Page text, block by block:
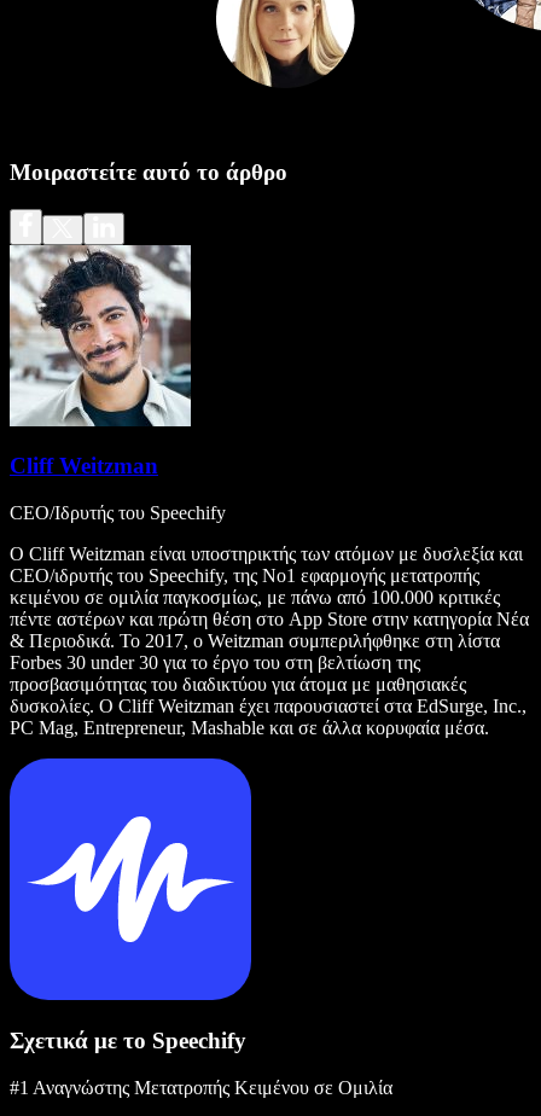
Μοιραστείτε αυτό το άρθρο
Cliff Weitzman
CEO/Ιδρυτής του Speechify
Ο Cliff Weitzman είναι υποστηρικτής των ατόμων με δυσλεξία και
CEO/ιδρυτής του Speechify, της Νο1 εφαρμογής μετατροπής
κειμένου σε ομιλία παγκοσμίως, με πάνω από 100.000 κριτικές
πέντε αστέρων και πρώτη θέση στο App Store στην κατηγορία Νέα
& Περιοδικά. Το 2017, ο Weitzman συμπεριλήφθηκε στη λίστα
Forbes 30 under 30 για το έργο του στη βελτίωση της
προσβασιμότητας του διαδικτύου για άτομα με μαθησιακές
δυσκολίες. Ο Cliff Weitzman έχει παρουσιαστεί στα EdSurge, Inc.,
PC Mag, Entrepreneur, Mashable και σε άλλα κορυφαία μέσα.
Σχετικά με το Speechify
#1 Αναγνώστης Μετατροπής Κειμένου σε Ομιλία